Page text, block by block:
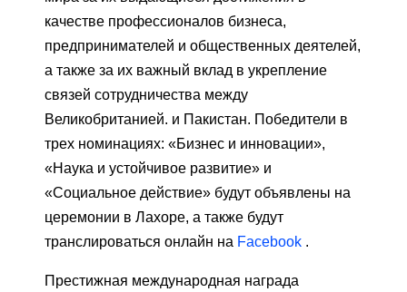
качестве профессионалов бизнеса,
предпринимателей и общественных деятелей,
а также за их важный вклад в укрепление
связей сотрудничества между
Великобританией. и Пакистан. Победители в
трех номинациях: «Бизнес и инновации»,
«Наука и устойчивое развитие» и
«Социальное действие» будут объявлены на
церемонии в Лахоре, а также будут
транслироваться онлайн на Facebook .
Престижная международная награда